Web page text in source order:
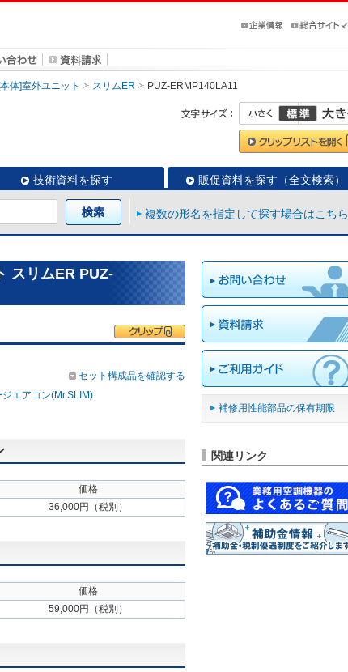
体]室外ユニット スリムER PUZ-ERMP140LA11
技術資料を探す 販促資料を探す（全文検索）
複数の形名を指定して探す場合はこちら
スリムER PUZ-
セット構成品を確認する
エアコン(Mr.SLIM)
価格
36,000円（税別）
価格
59,000円（税別）
補修用性能部品の保有期限
関連リンク